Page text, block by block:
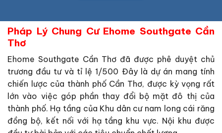
Pháp Lý Chung Cư Ehome Southgate Cần
Thơ
Ehome Southgate Cần Thơ đã được phê duyệt chủ
trương đầu tư và tỉ lệ 1/500 Đây là dự án mang tính
chiến lược của thành phố Cần Thơ, được kỳ vọng rất
lớn vào việc góp phần thay đổi bộ mặt đô thị của
thành phố. Hạ tầng của Khu dân cư nam long cái răng
đồng bộ, kết nối với hạ tầng khu vực. Nội khu được